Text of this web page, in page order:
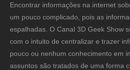
Encontrar informações na internet
um pouco complicado, pois as
espalhadas. O Canal 3D Geek Show
com o intuito de centralizar e trazer
pouco ou nenhum conhecimento em
assuntos são tratados de uma forma